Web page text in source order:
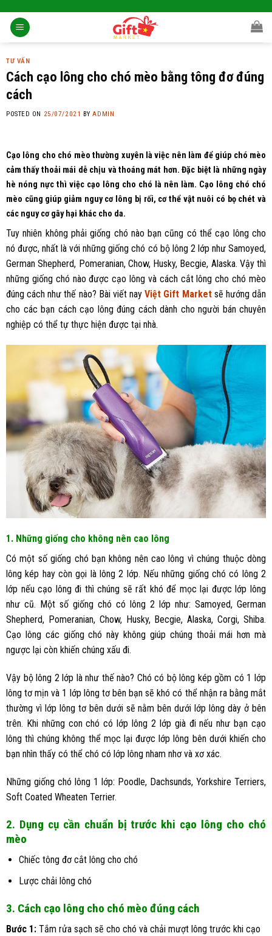
content
TƯ VẤN
Cách cạo lông cho chó mèo bằng tông đơ đúng
cách
POSTED ON 25/07/2021 BYADMIN
Cạo lông cho chó mèo thường xuyên là việc nên làm để giúp chó mèo
cảm thấy thoải mái dễ chịu và thoáng mát hơn. Đặc biệt là những ngày
hè nóng nực thì việc cạo lông cho chó là nên làm. Cạo lông chó chó
mèo cũng giúp giảm nguy cơ lông bị rối, cơ thể vật nuôi có bọ chét và
các nguy cơ gây hại khác cho da.
Tuy nhiên không phải giống chó nào bạn cũng có thể cạo lông cho
nó được, nhất là với những giống chó có bộ lông 2 lớp như Samoyed,
German Shepherd, Pomeranian, Chow, Husky, Becgie, Alaska. Vậy thì
những giống chó nào được cạo lông và cách cắt lông cho chó mèo
đúng cách như thế nào? Bài viết nayViệt Gift Marketsẽ hướng dẫn
cho các bạn cách cạo lông đúng cách dành cho người bán chuyên
nghiệp có thể tự thực hiện được tại nhà.
1. Những giống cho không nên cao lông
Có một số giống chó bạn không nên cao lông vì chúng thuộc dòng
lông kép hay còn gọi là lông 2 lớp. Nếu những giống chó có lông 2
lớp nếu cạo lông đi thì chúng sẽ rất khó để mọc lại được lớp lông
như cũ. Một số giống chó có lông 2 lớp như: Samoyed, German
Shepherd, Pomeranian, Chow, Husky, Becgie, Alaska, Corgi, Shiba.
Cạo lông các giống chó này không giúp chúng thoải mái hơn mà
ngược lại còn khiến chúng xấu đi.
Vậy bộ lông 2 lớp là như thế nào? Chó có bộ lông kép gồm có 1 lớp
lông tơ mịn và 1 lớp lông tơ bên bạn sẽ khó có thể nhận ra bằng mắt
thường vì lớp lông tơ bên dưới sẽ nằm bên dưới lớp lông dày ở bên
trên. Khi những con chó có lớp lông 2 lớp già đi nếu như bạn cạo
lông thì chúng không thể mọc lại được lớp lông bên dưới khiến cho
bạn nhìn thấy có thể chó có lớp lông nham nhơ và xơ xác.
Những giống chó lông 1 lớp: Poodle, Dachsunds, Yorkshire Terriers,
Soft Coated Wheaten Terrier.
2. Dụng cụ cần chuẩn bị trước khi cạo lông cho chó
mèo
Chiếc tông đơ cắt lông cho chó
Lược chải lông chó
3. Cách cạo lông cho chó mèo đúng cách
Bước 1: Tắm rửa sạch sẽ cho chó và chải mượt lông trước khi cạo